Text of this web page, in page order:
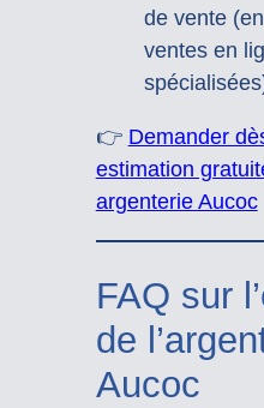
de vente
ventes en
👉 Demander
estimation
argenterie Aucoc
FAQ sur
de
Aucoc